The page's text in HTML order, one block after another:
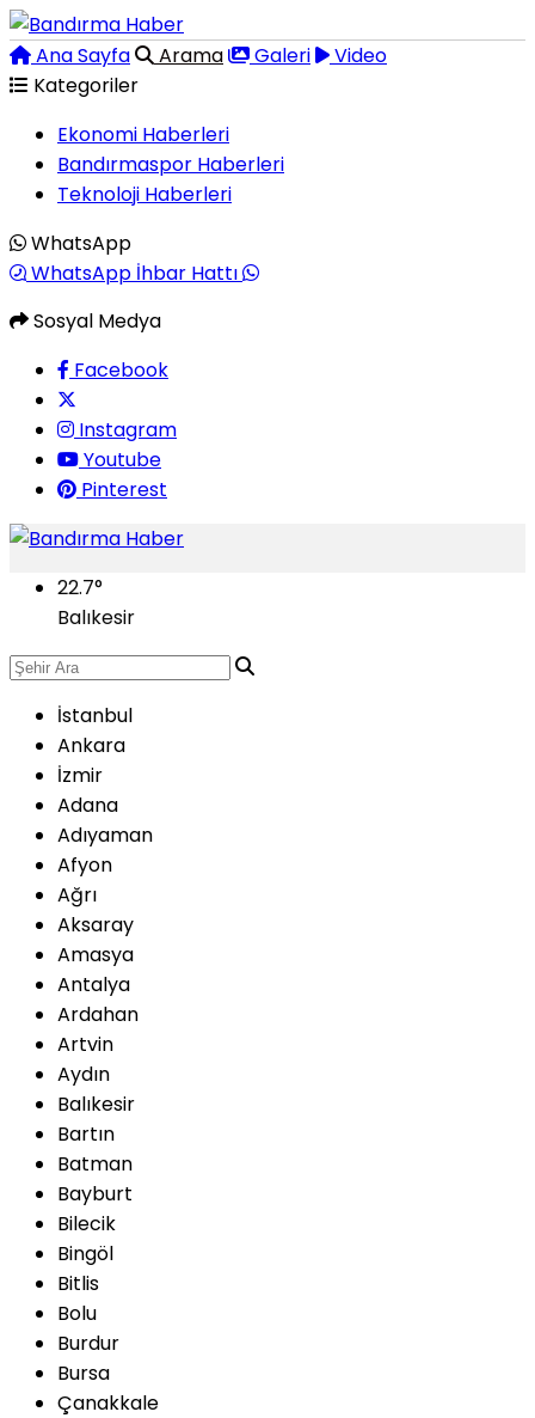
Ana Sayfa Arama Galeri
Video
Kategoriler
Ekonomi Haberleri
Bandırmaspor Haberleri
Teknoloji Haberleri
WhatsApp
WhatsApp İhbar Hattı
Sosyal Medya
Facebook
Instagram
Youtube
Pinterest
22.7°
Balıkesir
İstanbul
Ankara
İzmir
Adana
Adıyaman
Afyon
Ağrı
Aksaray
Amasya
Antalya
Ardahan
Artvin
Aydın
Balıkesir
Bartın
Batman
Bayburt
Bilecik
Bingöl
Bitlis
Bolu
Burdur
Bursa
Çanakkale